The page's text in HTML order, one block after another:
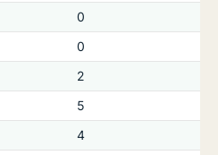
0
0
2
5
4